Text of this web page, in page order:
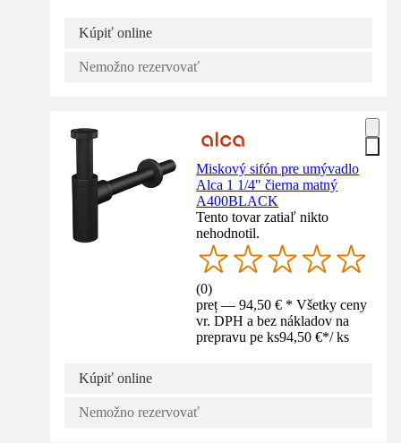
Kúpiť online
Nemožno rezervovať
Miskový sifón pre umývadlo
Alca 1 1/4" čierna matný
A400BLACK
Tento tovar zatiaľ nikto
nehodnotil.
(0)
preț — 94,50 € * Všetky ceny
vr. DPH a bez nákladov na
prepravu pe ks94,50 €*/ ks
Kúpiť online
Nemožno rezervovať